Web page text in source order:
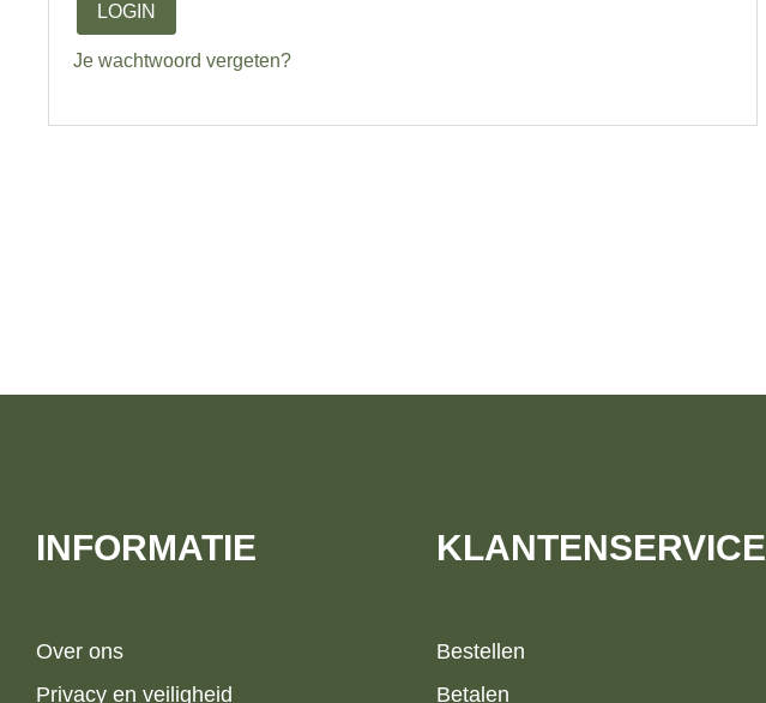
LOGIN
Je wachtwoord vergeten?
INFORMATIE
Over ons
Privacy en veiligheid
KLANTENSERVICE
Bestellen
Betalen